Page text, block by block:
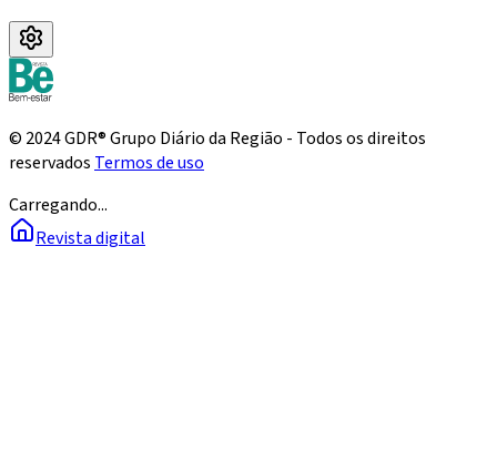
© 2024 GDR® Grupo Diário da Região - Todos os direitos
reservados Termos de uso
Carregando...
Revista digital